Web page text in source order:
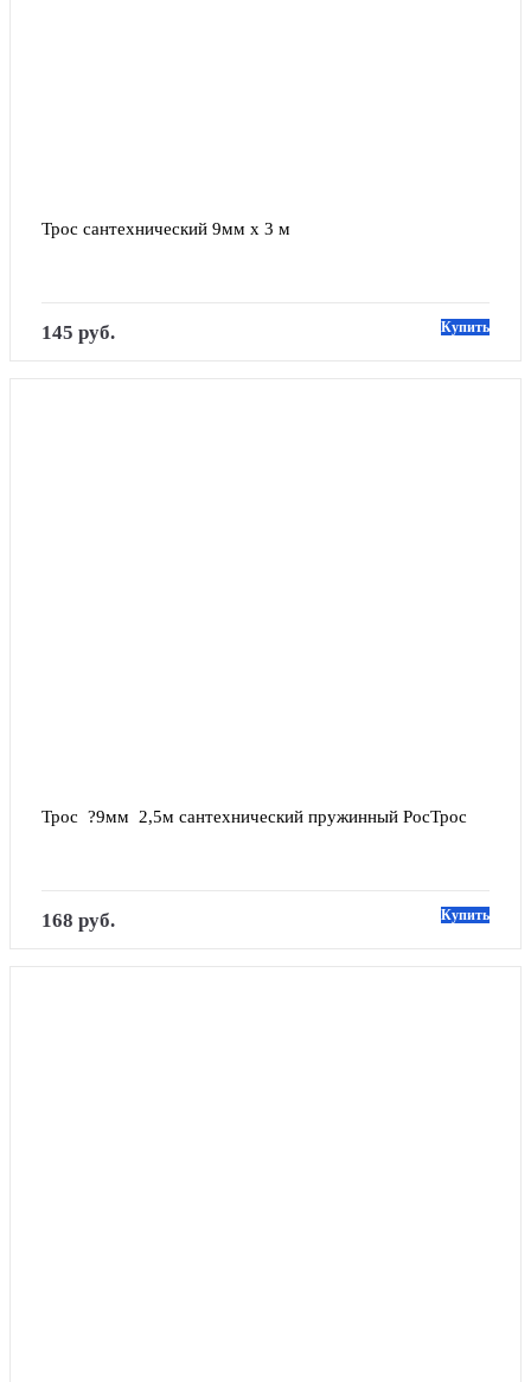
Трос сантехнический 9мм х 3 м
145 руб. Купить
Трос  ?9мм  2,5м сантехнический пружинный РосТрос
168 руб. Купить